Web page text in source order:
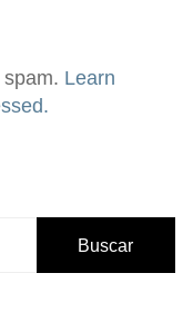
Learn